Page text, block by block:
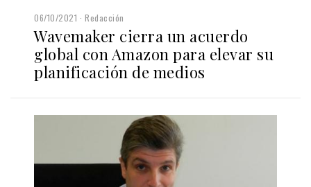
06/10/2021 Redacción
Wavemaker cierra un acuerdo
global con Amazon para elevar su
planificación de medios